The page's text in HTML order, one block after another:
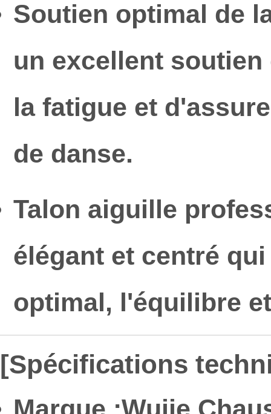
Soutien optimal de
un excellent
la fatigue et
de danse.
Talon aiguille
élégant et centré
optimal, l'équilibre
[Spécifications